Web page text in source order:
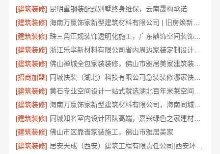
[建筑装修] 昆明重钢装配式别墅终身维保，云南晟构承诺
[建筑装修]
海南万赢饰家新型建筑材料有限公司 | 旧房焕新吊顶造型
[建筑装修]
珠三角正规装饰透明化施工，广东鼎饰空间装饰工程有限公司
[建筑装修]
浙江乐享新材料有限公司省内周边家装定制设计大概报价
[建筑装修]
佛山禅城全包家装装修，佛山市雅居美家建筑装饰工程有限公司
[招商加盟]
同城快装（湖北）科技有限公司急装装修哪家快品质施工
[建筑装修]
[建筑装修]
海南万赢饰家新型建筑材料有限公司，海南同城家装免费勘测享服务
[建筑装修]
同城知名室内设计团队高端，嘉兴绿色之家建材科技有限公司定制美学
[建筑装修] 佛山市区靠谱家装施工，佛山市雅居美家
[建筑装修]
居安天成（西安）建筑工程有限责任公司|西安环保家装公寓自有施工队